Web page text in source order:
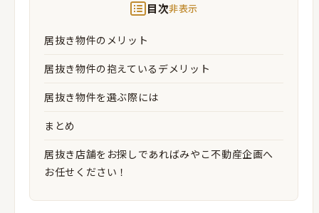
目次非表示
居抜き物件のメリット
居抜き物件の抱えているデメリット
居抜き物件を選ぶ際には
まとめ
居抜き店舗をお探しであればみやこ不動産企画へ
お任せください！